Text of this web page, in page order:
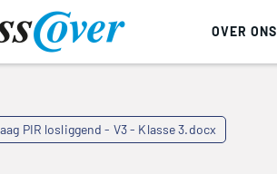
OVER ONS
PIR losliggend - V3 - Klasse 3.docx